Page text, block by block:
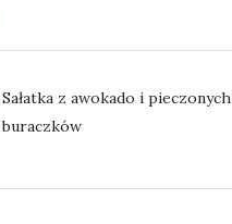
Sałatka z awokado i pieczonych
buraczków